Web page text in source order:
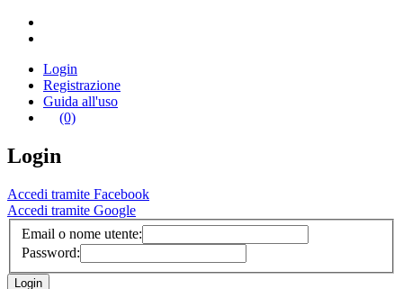
Login
Registrazione
Guida all'uso
(0)
Login
Accedi tramite Facebook
Accedi tramite Google
Email o nome utente:
Password: